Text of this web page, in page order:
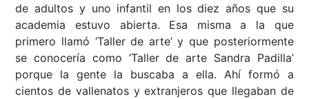
de adultos y uno infantil en los diez años que su
academia estuvo abierta. Esa misma a la que
primero llamó ‘Taller de arte’ y que posteriormente
se conocería como ‘Taller de arte Sandra Padilla’
porque la gente la buscaba a ella. Ahí formó a
cientos de vallenatos y extranjeros que llegaban de